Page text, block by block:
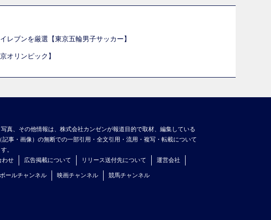
レブンを厳選【東京五輪男子サッカー】
リンピック】
真、その他情報は、株式会社カンゼンが報道目的で取材、編集している
事・画像）の無断での一部引用・全文引用・流用・複写・転載について
。
わせ 広告掲載について リリース送付先について 運営会社
ールチャンネル 映画チャンネル 競馬チャンネル